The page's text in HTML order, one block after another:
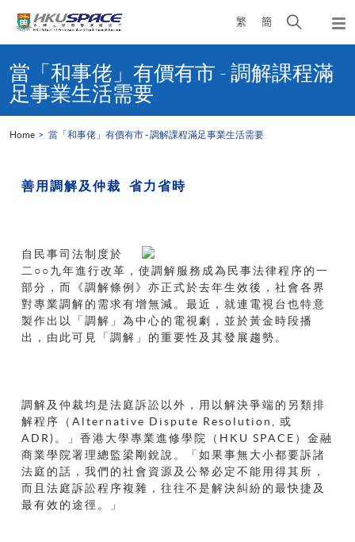
繁 簡
Open
search
panel
content
start當「和事佬」有價有市 - 調解課程滿
足事業生活需要
Home 當「和事佬」有價有市 - 調解課程滿足事業生活需要
善用調解及仲裁 省力省時
自民事司法制度於
二○○九年進行改革，使調解服務成為民事法律程序的一
部分，而《調解條例》亦正式於去年生效後，社會各界
對專業調解的需求有增無減。最近，就連電視台也特意
製作出以「調解」為中心的電視劇，並於黃金時段播
出，由此可見「調解」的重要性及其發展趨勢。
調解及仲裁均是法庭訴訟以外，用以解決爭端的另類排
解程序（Alternative Dispute Resolution, 或
ADR) 。」香港大學專業進修學院（HKU SPACE）金融
商業學院署理總監梁剛銳說。「如果事無大小都要訴諸
法庭的話，我們的社會資源及公帑必定不能用得其所，
而且法庭訴訟程序複雜，往往不是解決糾紛的最快捷及
最有效的途徑。」